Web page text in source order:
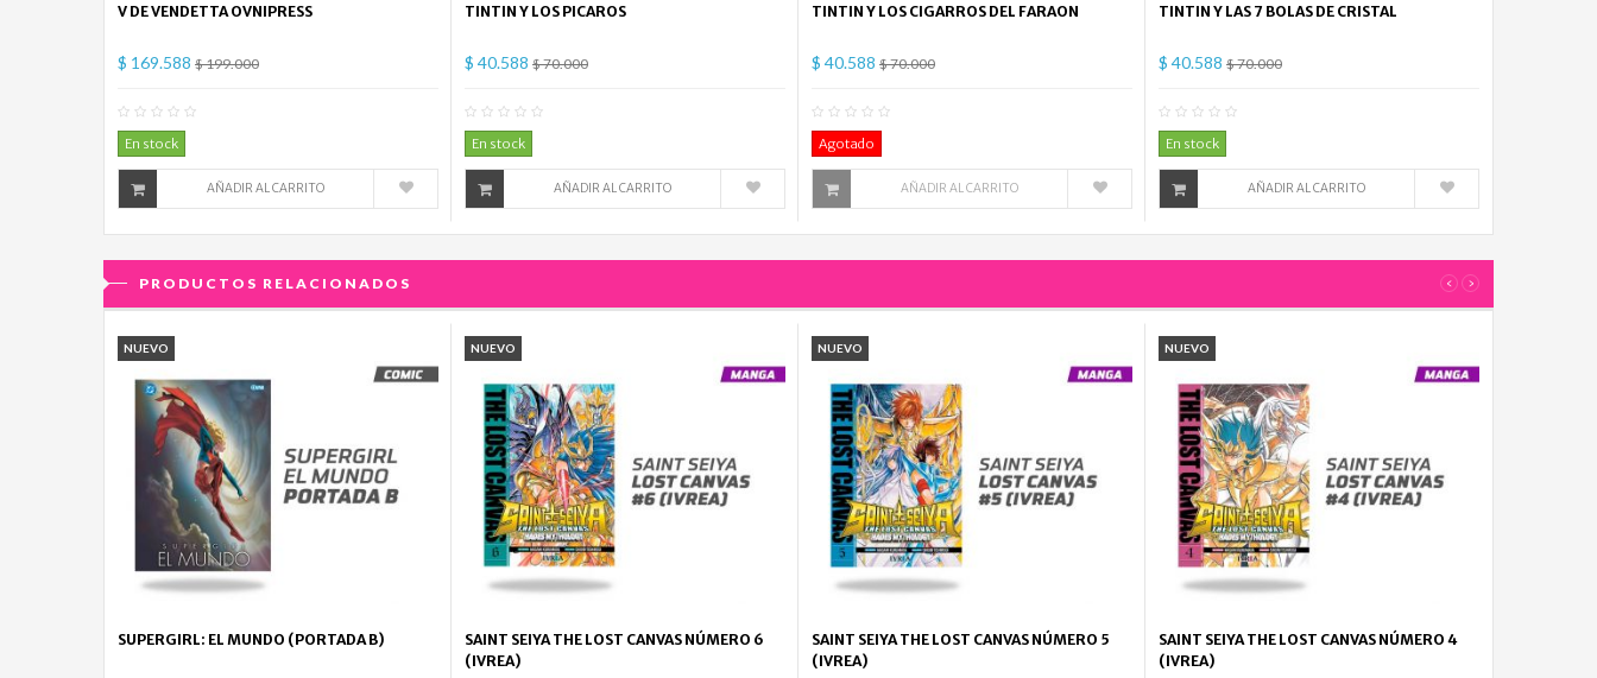
V DE VENDETTA OVNIPRESS
$ 169.588 $ 199.000
En stock
AÑADIR AL CARRITO
TINTIN Y LOS PICAROS
$ 40.588 $ 70.000
En stock
AÑADIR AL CARRITO
TINTIN Y LOS CIGARROS DEL FARAON
$ 40.588 $ 70.000
Agotado
AÑADIR AL CARRITO
TINTIN Y LAS 7 BOLAS DE CRISTAL
$ 40.588 $ 70.000
En stock
AÑADIR AL CARRITO
PRODUCTOS RELACIONADOS ‹ ›
NUEVO
SUPERGIRL: EL MUNDO (PORTADA B)
NUEVO
SAINT SEIYA THE LOST CANVAS NÚMERO 6
(IVREA)
NUEVO
SAINT SEIYA THE LOST CANVAS NÚMERO 5
(IVREA)
NUEVO
SAINT SEIYA THE LOST CANVAS NÚMERO 4
(IVREA)